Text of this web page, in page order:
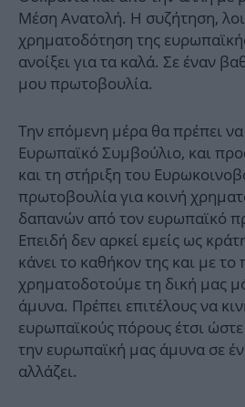
Μέση Ανατολή. Η συζήτηση,
χρηματοδότηση της
ανοίξει για τα καλά. Σε έναν
μου πρωτοβουλία.
Την επόμενη μέρα θα πρέπει
Ευρωπαϊκό Συμβούλιο, και
και τη στήριξη του
πρωτοβουλία για κοινή
δαπανών από τον ευρωπαϊκό
Επειδή δεν αρκεί εμείς ως
κάνει το καθήκον της και με
χρηματοδοτούμε τη δική μας
άμυνα. Πρέπει επιτέλους να
ευρωπαϊκούς πόρους έτσι
την ευρωπαϊκή μας άμυνα σε
αλλάζει.